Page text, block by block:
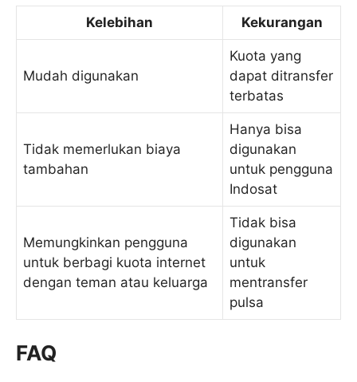
Kelebihan Kekurangan
Mudah digunakan
Kuota yang
dapat ditransfer
terbatas
Tidak memerlukan biaya
tambahan
Hanya bisa
digunakan
untuk pengguna
Indosat
Memungkinkan pengguna
untuk berbagi kuota internet
dengan teman atau keluarga
Tidak bisa
digunakan
untuk
mentransfer
pulsa
FAQ